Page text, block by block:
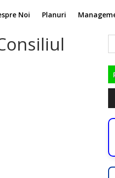
Noi Planuri